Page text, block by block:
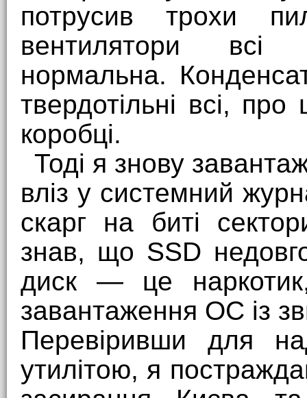
потрусив трохи
вентилятори всі
нормальна.
твердотільні всі,
коробці.
Тоді я знову
вліз у системний
скарг на биті
знав, що SSD
диск — це
завантаження ОС із
Перевіривши для
утилітою, я